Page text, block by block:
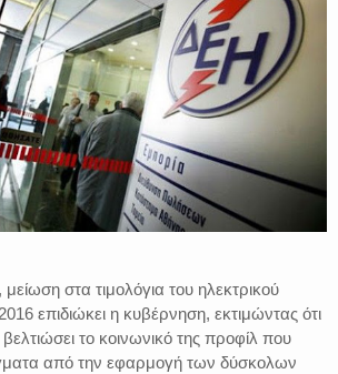
στα τιμολόγια του ηλεκτρικού
επιδιώκει η κυβέρνηση, εκτιμώντας ότι
βελτιώσει το κοινωνικό της προφίλ που
από την εφαρμογή των δύσκολων